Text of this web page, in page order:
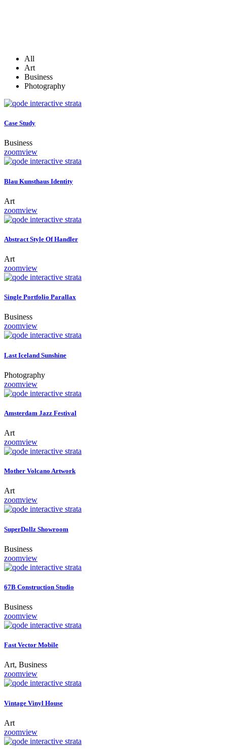
Six Columns Wide
All
Art
Business
Photography
Case Study
Business
zoomview
Blau Kunsthaus Identity
Art
zoomview
Abstract Style Of Handler
Art
zoomview
Single Portfolio Parallax
Business
zoomview
Last Iceland Sunshine
Photography
zoomview
Amsterdam Jazz Festival
Art
zoomview
Mother Volcano Artwork
Art
zoomview
SuperDollz Showroom
Business
zoomview
67B Construction Studio
Business
zoomview
Fast Vector Mobile
Art, Business
zoomview
Vintage Vinyl House
Art
zoomview